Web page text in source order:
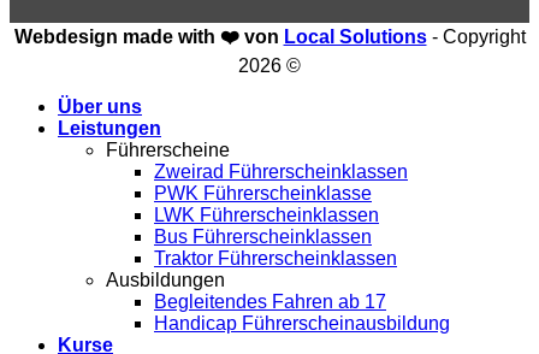
Webdesign made with ❤️ von Local Solutions- Copyright
2026 ©
Über uns
Leistungen
Führerscheine
Zweirad Führerscheinklassen
PWK Führerscheinklasse
LWK Führerscheinklassen
Bus Führerscheinklassen
Traktor Führerscheinklassen
Ausbildungen
Begleitendes Fahren ab 17
Handicap Führerscheinausbildung
Kurse